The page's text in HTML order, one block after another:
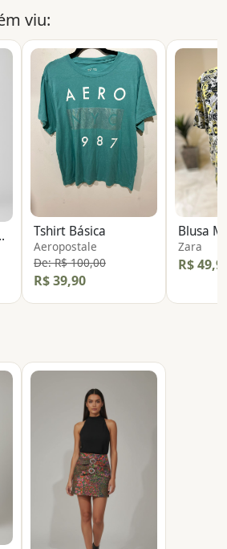
viu:
Paete Tshirt Básica
Aeropostale
De: R$ 100,00
R$ 39,90
Zara
R$